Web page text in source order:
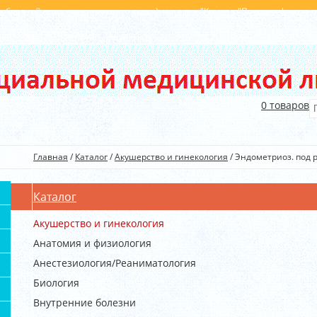
стороны от главного входа), магазин "Книги у "Поющих
+375(29) 540 40 45
0 товаров
Главная /Каталог/Акушерство и гинекология /Эндометриоз. под
Каталог
Акушерство и гинекология
Анатомия и физиология
Анестезиология/Реаниматология
Биология
Внутренние болезни